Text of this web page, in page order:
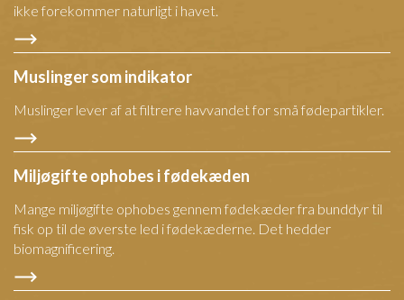
ikke forekommer naturligt i havet.
Muslinger som indikator
Muslinger lever af at filtrere havvandet for små fødepartikler.
Miljøgifte ophobes i fødekæden
Mange miljøgifte ophobes gennem fødekæder fra bunddyr til
fisk op til de øverste led i fødekæderne. Det hedder
biomagnificering.